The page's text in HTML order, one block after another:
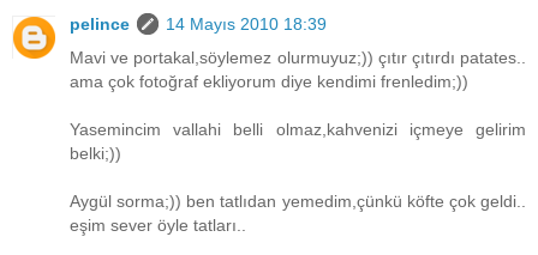
pelince
14 Mayıs 2010 18:39
Mavi ve portakal,söylemez olurmuyuz;)) çıtır çıtırdı patates..
ama çok fotoğraf ekliyorum diye kendimi frenledim;))
Yasemincim vallahi belli olmaz,kahvenizi içmeye gelirim
belki;))
Aygül sorma;)) ben tatlıdan yemedim,çünkü köfte çok geldi..
eşim sever öyle tatları..